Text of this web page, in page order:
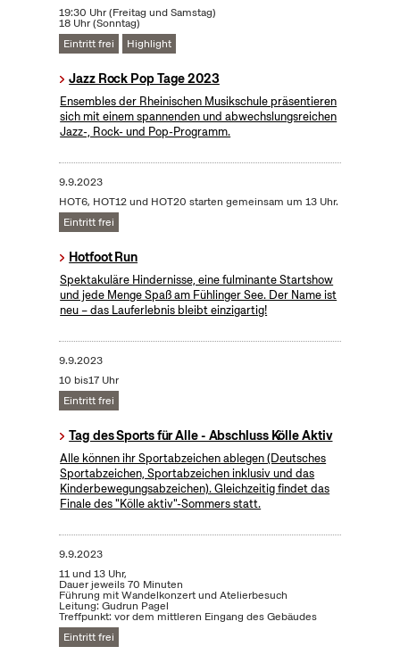
19:30 Uhr (Freitag und Samstag)
18 Uhr (Sonntag)
Eintritt frei
Highlight
Jazz Rock Pop Tage 2023
Ensembles der Rheinischen Musikschule präsentieren
sich mit einem spannenden und abwechslungsreichen
Jazz-, Rock- und Pop-Programm.
9.9.2023
HOT6, HOT12 und HOT20 starten gemeinsam um 13 Uhr.
Eintritt frei
Hotfoot Run
Spektakuläre Hindernisse, eine fulminante Startshow
und jede Menge Spaß am Fühlinger See. Der Name ist
neu – das Lauferlebnis bleibt einzigartig!
9.9.2023
10 bis17 Uhr
Eintritt frei
Tag des Sports für Alle - Abschluss Kölle Aktiv
Alle können ihr Sportabzeichen ablegen (Deutsches
Sportabzeichen, Sportabzeichen inklusiv und das
Kinderbewegungsabzeichen). Gleichzeitig findet das
Finale des "Kölle aktiv"-Sommers statt.
9.9.2023
11 und 13 Uhr,
Dauer jeweils 70 Minuten
Führung mit Wandelkonzert und Atelierbesuch
Leitung: Gudrun Pagel
Treffpunkt: vor dem mittleren Eingang des Gebäudes
Eintritt frei